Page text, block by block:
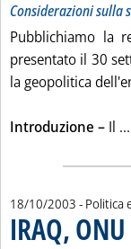
Considerazioni sulla
Pubblichiamo la
presentato il 30
la geopolitica
Introduzione – Il ...
18/10/2003 - Politica
IRAQ,